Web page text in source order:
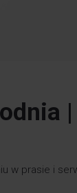
|
w prasie i